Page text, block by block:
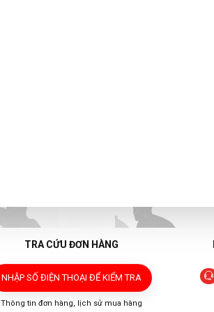
TRA CỨU ĐƠN HÀNG
NHẬP SỐ ĐIỆN THOẠI ĐỂ KIỂM TRA
Thông tin đơn hàng, lịch sử mua hàng